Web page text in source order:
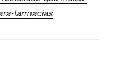
farmacias